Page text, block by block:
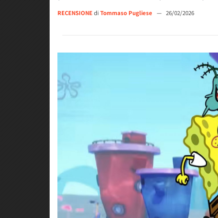
RECENSIONEdi Tommaso Pugliese — 26/02/2026